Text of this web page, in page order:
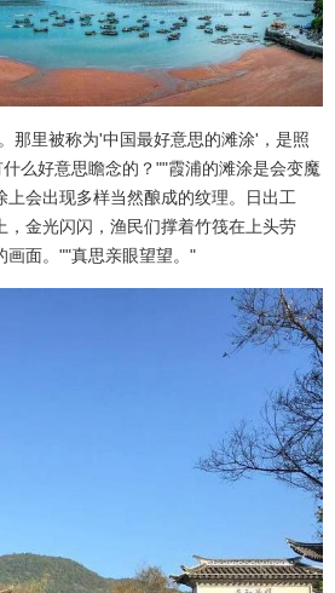
那里被称为'中国最好意思的滩涂'，是照
么好意思瞻念的？""霞浦的滩涂是会变魔
上会出现多样当然酿成的纹理。日出工
，金光闪闪，渔民们撑着竹筏在上头劳
画面。""真思亲眼望望。"